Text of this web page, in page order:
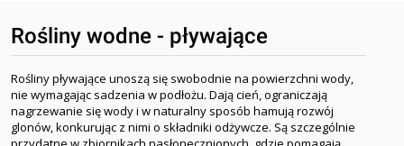
Rośliny wodne - pływające
Rośliny pływające unoszą się swobodnie na powierzchni wody,
nie wymagając sadzenia w podłożu. Dają cień, ograniczają
nagrzewanie się wody i w naturalny sposób hamują rozwój
glonów, konkurując z nimi o składniki odżywcze. Są szczególnie